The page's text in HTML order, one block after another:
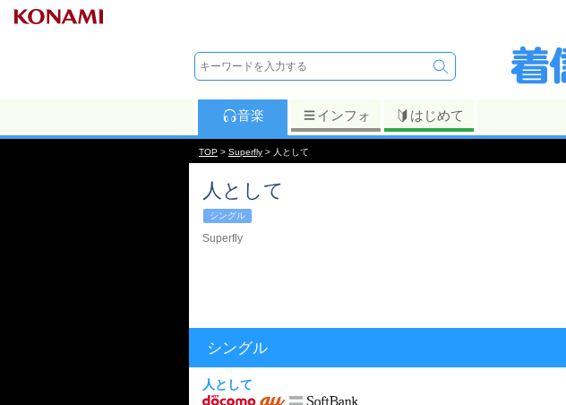
音楽 インフォ はじめて
TOP > Superfly > 人として
人として
シングル
Superfly
シングル
人として